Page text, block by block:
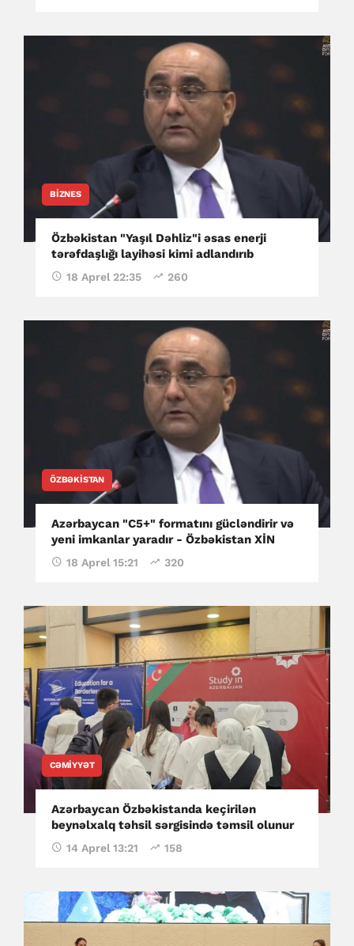
BIZNES
Özbəkistan "Yaşıl Dəhliz"i əsas enerji
tərəfdaşlığı layihəsi kimi adlandırıb
18 Aprel 22:35 260
ÖZBƏKISTAN
Azərbaycan "C5+" formatını gücləndirir və
yeni imkanlar yaradır - Özbəkistan XİN
18 Aprel 15:21 320
CƏMIYYƏT
Azərbaycan Özbəkistanda keçirilən
beynəlxalq təhsil sərgisində təmsil olunur
14 Aprel 13:21 158